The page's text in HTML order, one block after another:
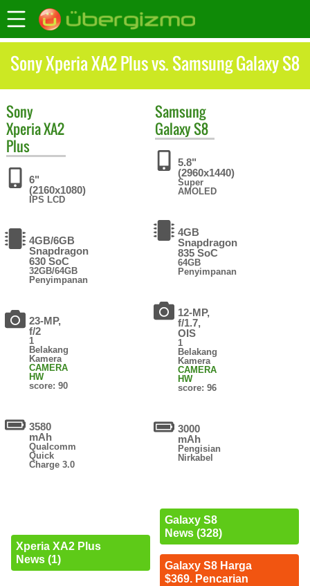
Sony Xperia XA2 Plus vs. Samsung Galaxy S8
Sony
Xperia XA2
Plus
6"
(2160x1080)
IPS LCD
4GB/6GB
Snapdragon
630 SoC
32GB/64GB
Penyimpanan
23-MP,
f/2
1
Belakang
Kamera
CAMERA
HW
score: 90
3580
mAh
Qualcomm
Quick
Charge 3.0
Xperia XA2 Plus
News (1)
Samsung
Galaxy S8
5.8"
(2960x1440)
Super
AMOLED
4GB
Snapdragon
835 SoC
64GB
Penyimpanan
12-MP,
f/1.7,
OIS
1
Belakang
Kamera
CAMERA
HW
score: 96
3000
mAh
Pengisian
Nirkabel
Galaxy S8
News (328)
Galaxy S8 Harga
$369. Pencarian